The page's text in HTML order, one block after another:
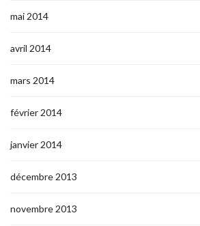
mai 2014
avril 2014
mars 2014
février 2014
janvier 2014
décembre 2013
novembre 2013